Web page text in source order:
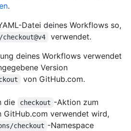
.
Datei deines Workflows so,
verwendet.
deines Workflows verwendet
Version
von GitHub.com.
die checkout -Aktion zum
GitHub.com verwendet wird,
checkout -Namespace